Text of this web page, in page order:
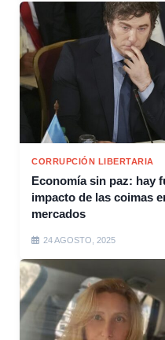
CORRUPCIÓN LIBERTARIA
Economía sin paz: hay
impacto de las coimas
mercados
24 AGOSTO, 2025